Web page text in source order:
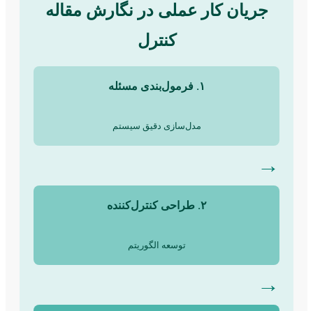
جریان کار عملی در نگارش مقاله
کنترل
۱. فرمول‌بندی مسئله
مدل‌سازی دقیق سیستم
→
۲. طراحی کنترل‌کننده
توسعه الگوریتم
→